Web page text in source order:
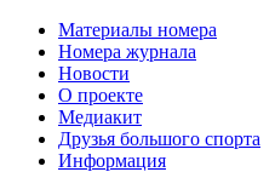
Материалы номера
Номера журнала
Новости
О проекте
Медиакит
Друзья большого спорта
Информация